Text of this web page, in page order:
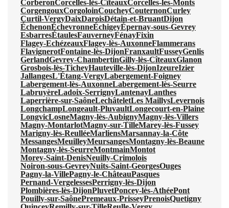
CorberonCorcelles-lès-CîteauxCorcelles-les-Monts
CorgengouxCorgoloinCoucheyCouternonCurley
Curtil-VergyDaixDaroisDétain-et-BruantDijon
ÉchenonÉchevronneÉchigeyÉpernay-sous-Gevrey
EsbarresÉtaulesFauverneyFénayFixin
Flagey-EchézeauxFlagey-lès-AuxonneFlammerans
FlavignerotFontaine-lès-DijonFranxaultFusseyGenlis
GerlandGevrey-ChambertinGilly-lès-CîteauxGlanon
Grosbois-lès-TicheyHauteville-lès-DijonIzeureIzier
JallangesL'Étang-VergyLabergement-Foigney
Labergement-lès-AuxonneLabergement-lès-Seurre
LabruyèreLadoix-SerrignyLantenayLanthes
Laperrière-sur-SaôneLechâteletLes MaillysLevernois
LongchampLongeault-PluvaultLongecourt-en-Plaine
LongvicLosneMagny-lès-AubignyMagny-lès-Villers
Magny-MontarlotMagny-sur-TilleMarey-lès-Fussey
Marigny-lès-ReulléeMarliensMarsannay-la-Côte
MessangesMeuilleyMeursangesMontagny-lès-Beaune
Montagny-lès-SeurreMontmainMontot
Morey-Saint-DenisNeuilly-Crimolois
Noiron-sous-GevreyNuits-Saint-GeorgesOuges
Pagny-la-VillePagny-le-ChâteauPasques
Pernand-VergelessesPerrigny-lès-Dijon
Plombières-lès-DijonPluvetPoncey-lès-AthéePont
Pouilly-sur-SaônePremeaux-PrisseyPrenoisQuetigny